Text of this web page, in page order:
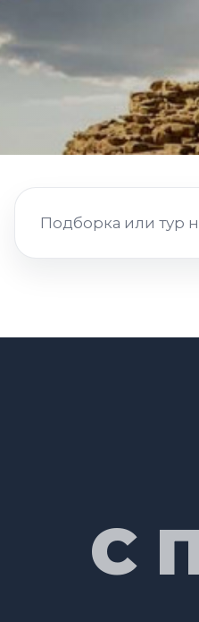
Подборка или тур
С